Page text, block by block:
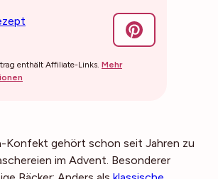
enthält Affiliate-Links. Mehr
Konfekt gehört schon seit Jahren zu
im Advent. Besonderer